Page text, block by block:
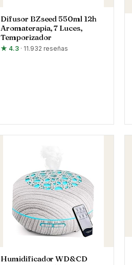
Difusor BZseed 550ml 12h
Aromaterapia, 7 Luces,
Temporizador
★ 4.3 · 11.932 reseñas
Humidificador WD&CD